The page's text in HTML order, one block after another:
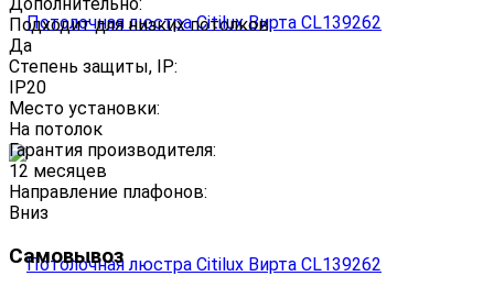
Подходит для низких потолков:
Да
Степень защиты, IP:
IP20
Место установки:
На потолок
Гарантия производителя:
12 месяцев
Направление плафонов:
Вниз
Самовывоз